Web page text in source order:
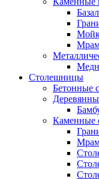
Столешницы
Бетонные
Каменные